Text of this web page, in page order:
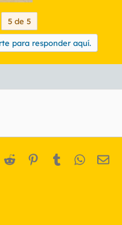
5 de 5
para responder aquí.
Reddit Pinterest
Tumblr